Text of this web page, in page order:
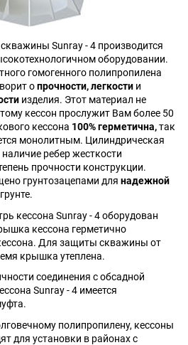
Sunray - 4 производится
оборудовании.
гомогенного полипропилена
опрочности, легкости и
изделия. Этот материал не
кессон прослужит Вам более 50
кессона 100% герметична,так
монолитным. Цилиндрическая
ребер жесткости
прочности конструкции.
грунтозацепами для надежной
кессона Sunray - 4 оборудован
кессона герметично
Для защиты скважины от
крышка утеплена.
соединения с обсадной
Sunray - 4 имеется
полипропилену, кессоны
для установки в районах с